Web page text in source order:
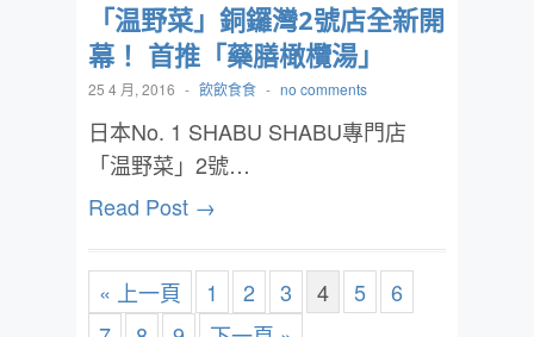
「温野菜」銅鑼灣2號店全新開
幕！ 首推「藥膳橄欖湯」
25 4 月, 2016 - 飲飲食食 - no comments
日本No. 1 SHABU SHABU專門店
「温野菜」2號…
Read Post →
« 上一頁 1 2 3 4 5
6